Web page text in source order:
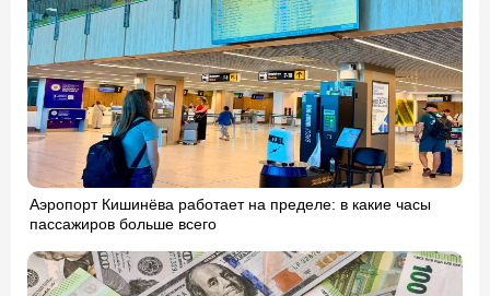
Аэропорт Кишинёва работает на пределе: в какие часы
пассажиров больше всего